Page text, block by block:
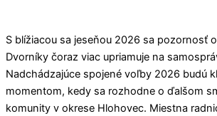
S blížiacou sa jeseňou 2026 sa pozornosť
Dvorníky čoraz viac upriamuje na
Nadchádzajúce spojené voľby 2026 budú
momentom, kedy sa rozhodne o ďalšom
komunity v okrese Hlohovec. Miestna